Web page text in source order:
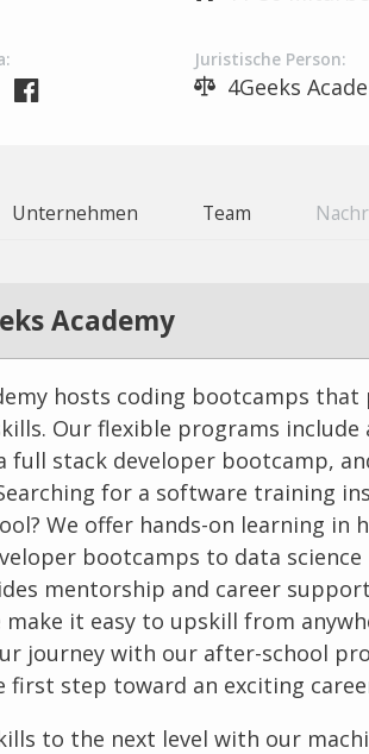
Juristische Person:
4Geeks
Unternehmen Team
Academy
hosts coding bootcamps
Our flexible programs
full stack developer bootcamp,
for a software training
We offer hands-on learning in
bootcamps to data
mentorship and career
make it easy to upskill from
journey with our after-school
first step toward an exciting
to the next level with our